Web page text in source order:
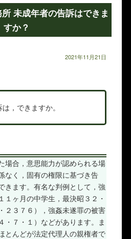
未成年者の告訴はできま
すか？
2021年11月21日
，できますか。
場合，意思能力が認められる場
なく，固有の権限に基づき告
きます。有名な判例として，強
１ヶ月の中学生，最決昭３２・
２３７６），強姦未遂罪の被害
・７・１）などがあります。ま
とんどが法定代理人の親権者で